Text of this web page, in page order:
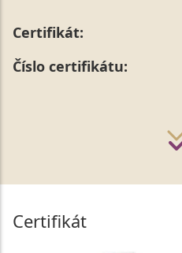
Certifikát:
Číslo certifikátu:
Certifikát